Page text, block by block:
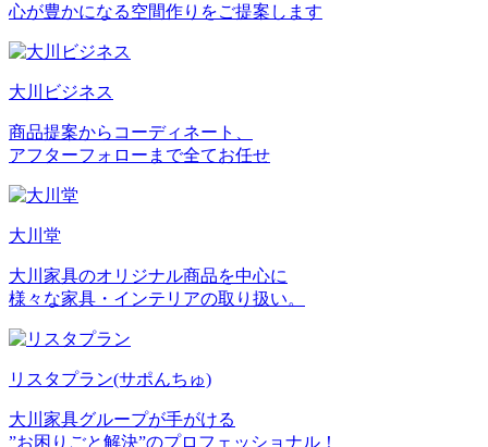
心が豊かになる空間作りをご提案します
大川ビジネス
商品提案からコーディネート、
アフターフォローまで全てお任せ
大川堂
大川家具のオリジナル商品を中心に
様々な家具・インテリアの取り扱い。
リスタプラン(サポんちゅ)
大川家具グループが手がける
”お困りごと解決”のプロフェッショナル！